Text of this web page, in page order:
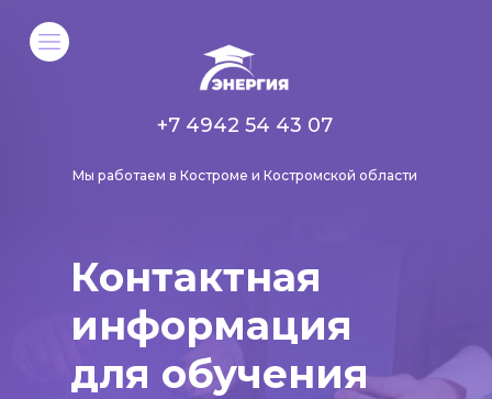
Мы работаем в Костроме и Костромской области
+7 4942 54 43 07
Контактная
информация
для обучения